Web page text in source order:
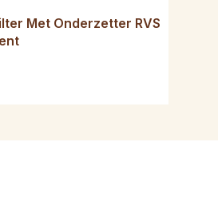
Met Onderzetter RVS